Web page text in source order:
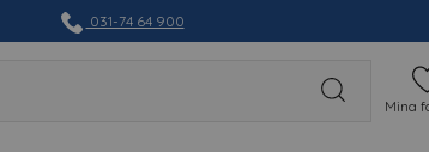
031-74 64 900
Mina